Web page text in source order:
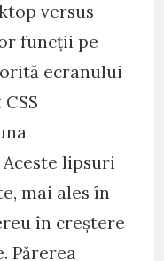
versus
funcții pe
ecranului
lipsuri
mai ales în
în creștere
Părerea